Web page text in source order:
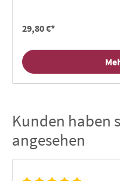
29,80 €*
Produktgalerie
Kunden haben
angesehen